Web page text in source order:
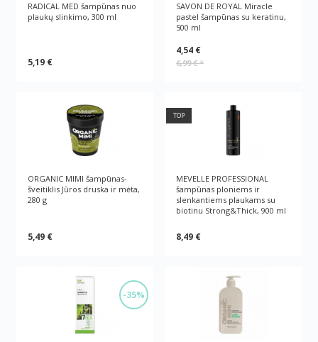
RADICAL MED šampūnas nuo
plaukų slinkimo, 300 ml
5,19 €
SAVON DE ROYAL Miracle
pastel šampūnas su keratinu,
500 ml
4,54 €
6,99 €*
ORGANIC MIMI šampūnas-
šveitiklis Jūros druska ir mėta,
280 g
5,49 €
TOP
MEVELLE PROFESSIONAL
šampūnas ploniems ir
slenkantiems plaukams su
biotinu Strong&Thick, 900 ml
8,49 €
-35%